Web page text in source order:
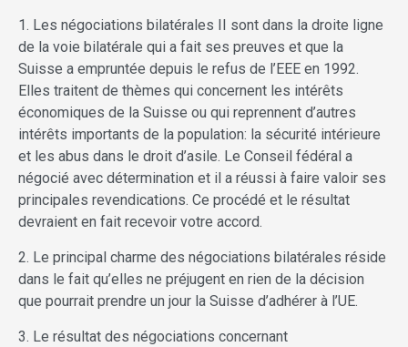
1. Les négociations bilatérales II sont dans la droite ligne
de la voie bilatérale qui a fait ses preuves et que la
Suisse a empruntée depuis le refus de l’EEE en 1992.
Elles traitent de thèmes qui concernent les intérêts
économiques de la Suisse ou qui reprennent d’autres
intérêts importants de la population: la sécurité intérieure
et les abus dans le droit d’asile. Le Conseil fédéral a
négocié avec détermination et il a réussi à faire valoir ses
principales revendications. Ce procédé et le résultat
devraient en fait recevoir votre accord.
2. Le principal charme des négociations bilatérales réside
dans le fait qu’elles ne préjugent en rien de la décision
que pourrait prendre un jour la Suisse d’adhérer à l’UE.
3. Le résultat des négociations concernant